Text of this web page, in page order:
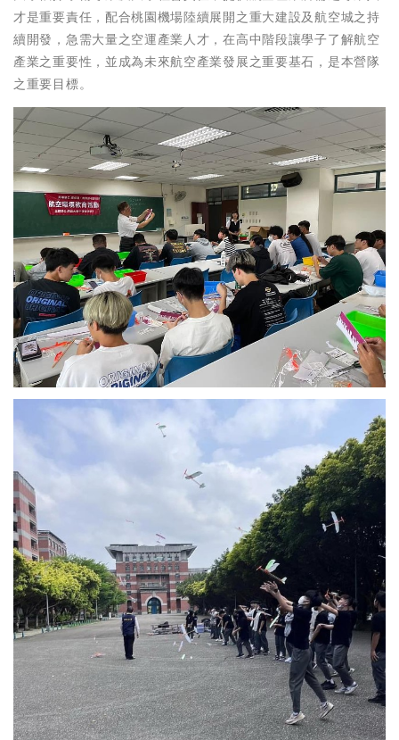
才是重要責任，配合桃園機場陸續展開之重大建設及航空城之持
續開發，急需大量之空運產業人才，在高中階段讓學子了解航空
產業之重要性，並成為未來航空產業發展之重要基石，是本營隊
之重要目標。